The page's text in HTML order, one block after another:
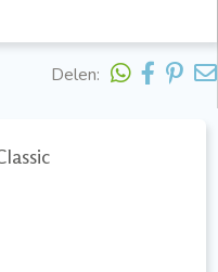
Delen: